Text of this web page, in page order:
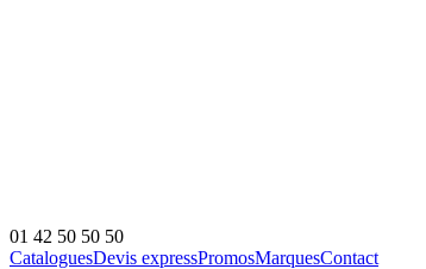
01 42 50 50 50
CataloguesDevis expressPromosMarquesContact